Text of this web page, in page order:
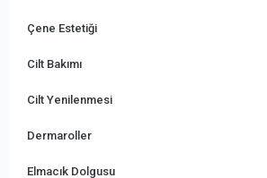
Çene Estetiği
Cilt Bakımı
Cilt Yenilenmesi
Dermaroller
Elmacık Dolgusu